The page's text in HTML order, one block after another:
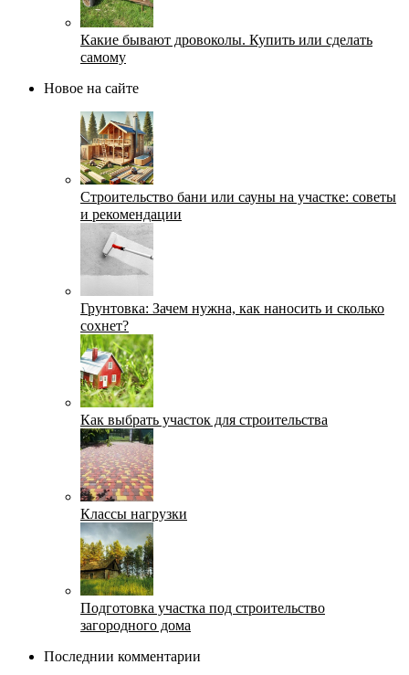
Какие бывают дровоколы. Купить или сделать
самому
Новое на сайте
Строительство бани или сауны на участке: советы
и рекомендации
Грунтовка: Зачем нужна, как наносить и сколько
сохнет?
Как выбрать участок для строительства
Классы нагрузки
Подготовка участка под строительство
загородного дома
Последнии комментарии